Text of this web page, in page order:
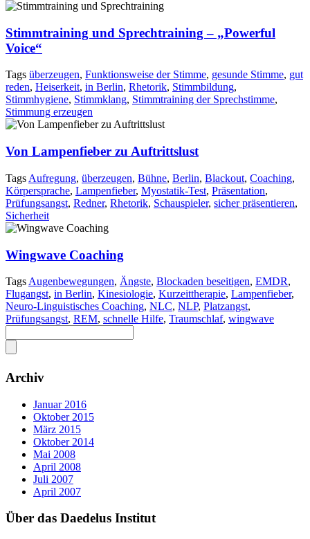
Stimmtraining und Sprechtraining – „Powerful
Voice“
Tags überzeugen, Funktionsweise der Stimme, gesunde Stimme, gut
reden, Heiserkeit, in Berlin, Rhetorik, Stimmbildung,
Stimmhygiene, Stimmklang, Stimmtraining der Sprechstimme,
Stimmung erzeugen
Von Lampenfieber zu Auftrittslust
Tags Aufregung, überzeugen, Bühne, Berlin, Blackout, Coaching,
Körpersprache, Lampenfieber, Myostatik-Test, Präsentation,
Prüfungsangst, Redner, Rhetorik, Schauspieler, sicher präsentieren,
Sicherheit
Wingwave Coaching
Tags Augenbewegungen, Ängste, Blockaden beseitigen, EMDR,
Flugangst, in Berlin, Kinesiologie, Kurzeittherapie, Lampenfieber,
Neuro-Linguistisches Coaching, NLC, NLP, Platzangst,
Prüfungsangst, REM, schnelle Hilfe, Traumschlaf, wingwave
Archiv
Januar 2016
Oktober 2015
März 2015
Oktober 2014
Mai 2008
April 2008
Juli 2007
April 2007
Über das Daedelus Institut